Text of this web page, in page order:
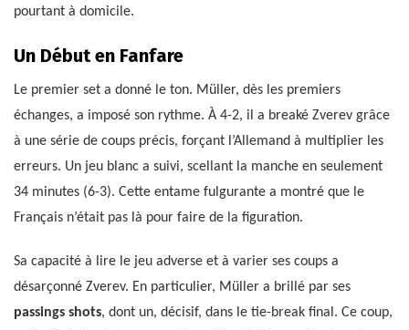
pourtant à domicile.
Un Début en Fanfare
Le premier set a donné le ton. Müller, dès les premiers
échanges, a imposé son rythme. À 4-2, il a breaké Zverev grâce
à une série de coups précis, forçant l’Allemand à multiplier les
erreurs. Un jeu blanc a suivi, scellant la manche en seulement
34 minutes (6-3). Cette entame fulgurante a montré que le
Français n’était pas là pour faire de la figuration.
Sa capacité à lire le jeu adverse et à varier ses coups a
désarçonné Zverev. En particulier, Müller a brillé par ses
passings shots, dont un, décisif, dans le tie-break final. Ce coup,